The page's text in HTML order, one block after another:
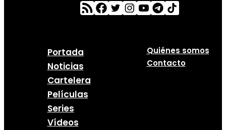
Portada
Noticias
Cartelera
Películas
Series
Vídeos
Quiénes somos
Contacto